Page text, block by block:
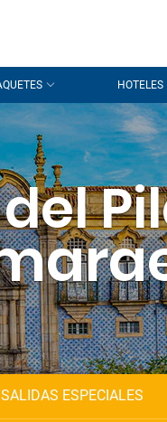
HOTELES
SALIDAS ESPECIALES